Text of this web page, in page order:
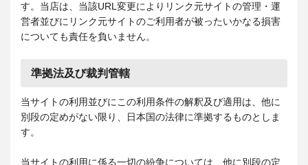
す。当店は、当該URL変更によりリンク元サイトの管理・運
営者並びにリンク元サイトのご利用者が被ったいかなる損害
についても責任を負いません。
準拠法及び裁判管轄
当サイトの利用並びにこの利用条件の解釈及び適用は、他に
別段の定めがない限り、日本国の法律に準拠するものとしま
す。
当サイトの利用に係る一切の紛争については、他に別段の定